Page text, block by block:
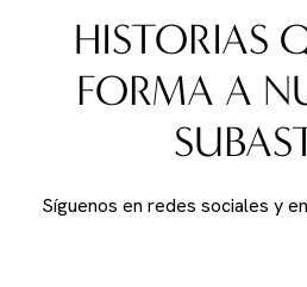
HISTORIAS
FORMA A
Síguenos en redes sociales y